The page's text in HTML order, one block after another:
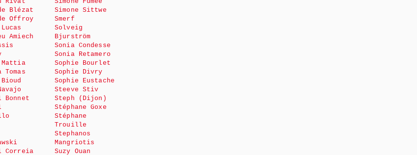
Blézat
Offroy
Amiech
Mattia
Tomas
Bonnet
Correia
Simone Sittwe
Smerf
Solveig
Bjurström
Sonia Condesse
Sonia Retamero
Sophie Bourlet
Sophie Divry
Sophie Eustache
Steeve Stiv
Steph (Dijon)
Stéphane Goxe
Stéphane
Trouille
Stephanos
Mangriotis
Suzy Ouan